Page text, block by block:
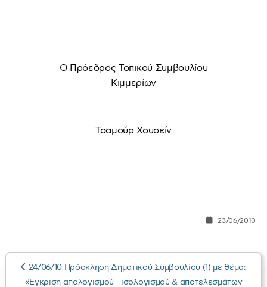
Ο Πρόεδρος Τοπικού Συμβουλίου
Κιμμερίων
Τσαμούρ Χουσείν
23/06/2010
24/06/10 Πρόσκληση Δημοτικού Συμβουλίου (1) με θέμα:
«Έγκριση απολογισμού - ισολογισμού & αποτελεσμάτων